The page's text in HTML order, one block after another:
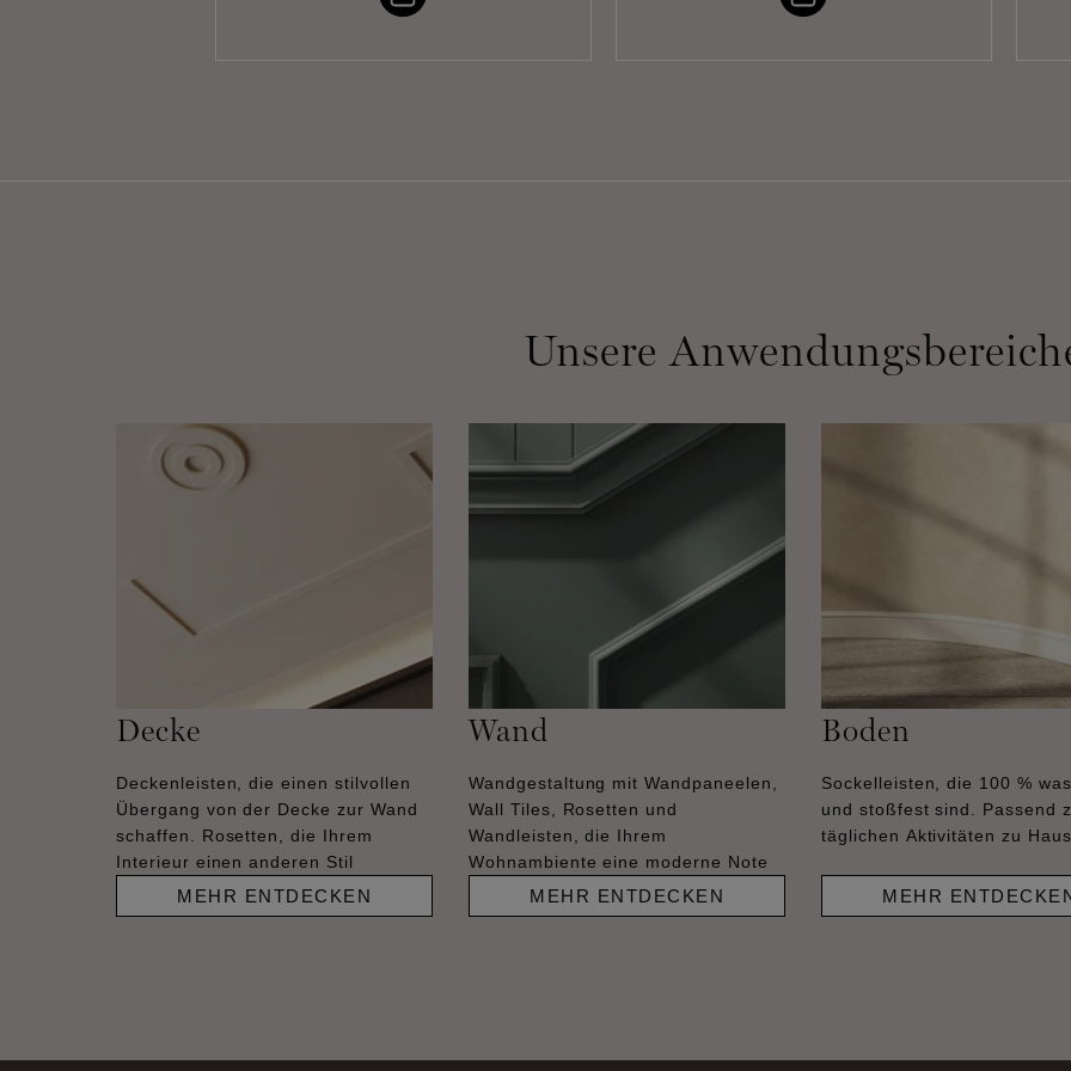
Unsere
Decke
Deckenleisten, die einen stilvollen
Übergang von der Decke zur Wand
schaffen. Rosetten, die Ihrem
Interieur einen anderen Stil
MEHR ENTDECKEN
Wand
Wandgestaltung mit Wandpaneelen,
Wall Tiles, Rosetten und
Wandleisten, die Ihrem
Wohnambiente eine moderne Note
MEHR ENTDECKEN
Boden
Sockelleisten, die 100 %
und stoßfest sind. Passend
täglichen Aktivitäten zu
MEHR